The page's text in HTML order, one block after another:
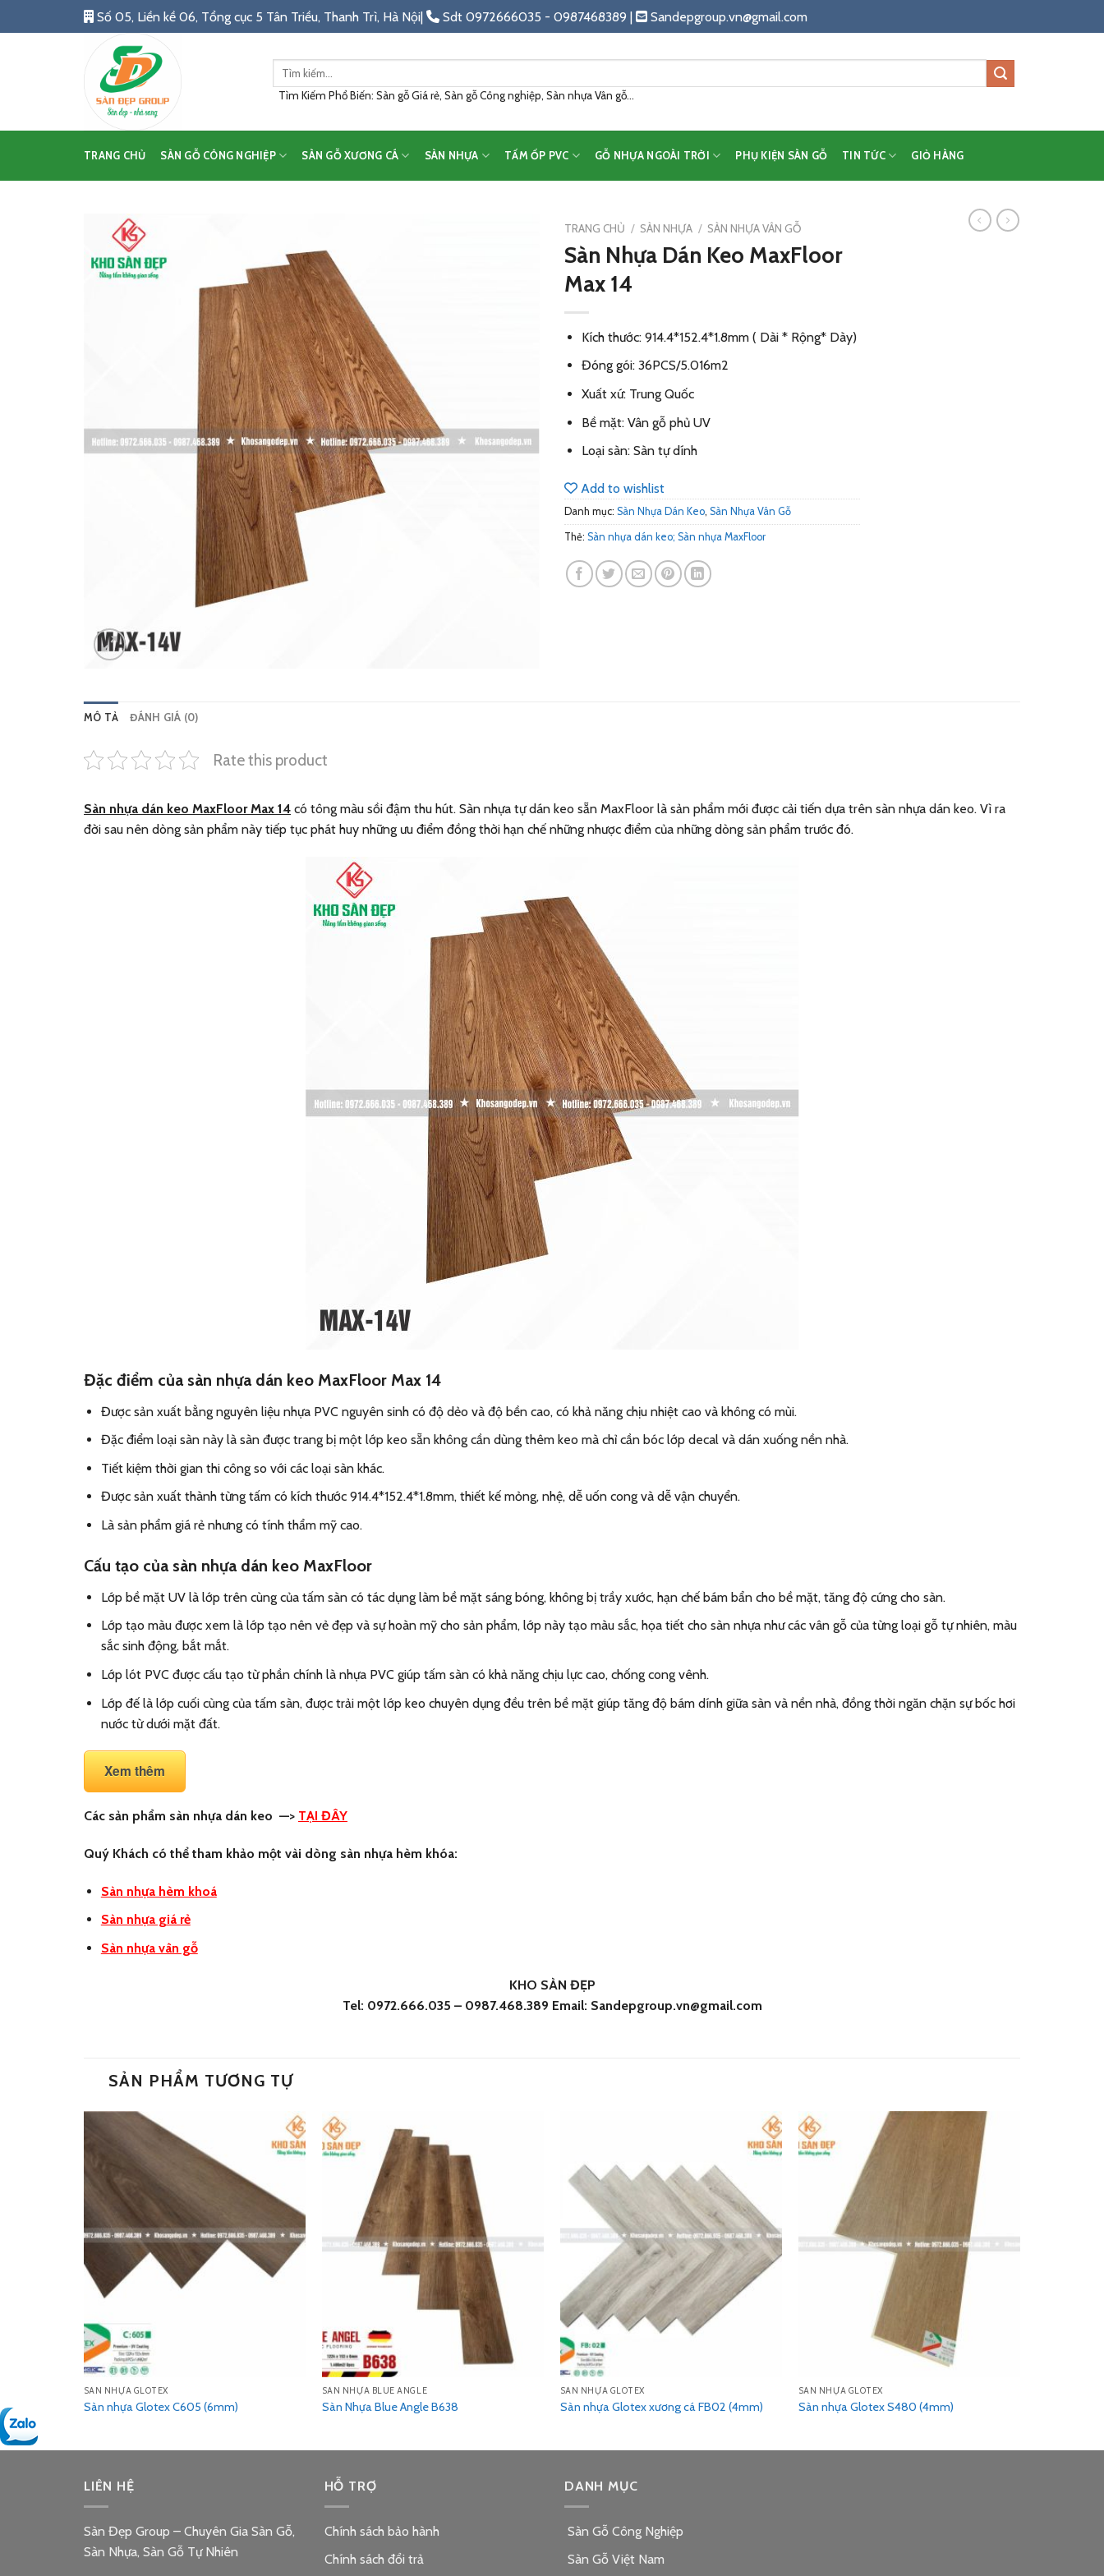
to
Số 05, Liền kề 06, Tổng cục 5 Tân Triều, Thanh Trì, Hà Nội| Sdt 0972666035 - 0987468389 | Sandepgroup.vn@gmail.com
Tìm
Tìm Kiếm Phổ Biến: Sàn gỗ Giá rẻ, Sàn gỗ Công nghiệp, Sàn nhựa Vân gỗ...
TRANG CHỦ SÀN GỖ CÔNG NGHIỆP SÀN GỖ XƯƠNG CÁ SÀN NHỰA TẤM ỐP PVC GỖ NHỰA NGOÀI TRỜI PHỤ KIỆN SÀN GỖ TIN TỨC GIỎ HÀNG
TRANG CHỦ / SÀN NHỰA / SÀN NHỰA VÂN GỖ
Sàn Nhựa Dán Keo MaxFloor
Max 14
Kích thước: 914.4*152.4*1.8mm ( Dài * Rộng* Dày)
Đóng gói: 36PCS/5.016m2
Xuất xứ: Trung Quốc
Bề mặt: Vân gỗ phủ UV
Loại sàn: Sàn tự dính
Add to wishlist
Danh mục: Sàn Nhựa Dán Keo, Sàn Nhựa Vân Gỗ
Thẻ: Sàn nhựa dán keo; Sàn nhựa MaxFloor
MÔ TẢ ĐÁNH GIÁ (0)
Rate this product
Sàn nhựa dán keo MaxFloor Max 14 có tông màu sồi đậm thu hút. Sàn nhựa tự dán keo sẵn MaxFloor là sản phẩm mới được cải tiến dựa trên sàn nhựa dán keo. Vì ra
đời sau nên dòng sản phẩm này tiếp tục phát huy những ưu điểm đồng thời hạn chế những nhược điểm của những dòng sản phẩm trước đó.
Đặc điểm của sàn nhựa dán keo MaxFloor Max 14
Được sản xuất bằng nguyên liệu nhựa PVC nguyên sinh có độ dẻo và độ bền cao, có khả năng chịu nhiệt cao và không có mùi.
Đặc điểm loại sàn này là sàn được trang bị một lớp keo sẵn không cần dùng thêm keo mà chỉ cần bóc lớp decal và dán xuống nền nhà.
Tiết kiệm thời gian thi công so với các loại sàn khác.
Được sản xuất thành từng tấm có kích thước 914.4*152.4*1.8mm, thiết kế mỏng, nhệ, dễ uốn cong và dễ vận chuyển.
Là sản phẩm giá rẻ nhưng có tính thẩm mỹ cao.
Cấu tạo của sàn nhựa dán keo MaxFloor
Lớp bề mặt UV là lớp trên cùng của tấm sàn có tác dụng làm bề mặt sáng bóng, không bị trầy xước, hạn chế bám bẩn cho bề mặt, tăng độ cứng cho sàn.
Lớp tạo màu được xem là lớp tạo nên vẻ đẹp và sự hoàn mỹ cho sản phẩm, lớp này tạo màu sắc, họa tiết cho sàn nhựa như các vân gỗ của từng loại gỗ tự nhiên, màu
sắc sinh động, bắt mắt.
Lớp lót PVC được cấu tạo từ phần chính là nhựa PVC giúp tấm sàn có khả năng chịu lực cao, chống cong vênh.
Lớp đế là lớp cuối cùng của tấm sàn, được trải một lớp keo chuyên dụng đều trên bề mặt giúp tăng độ bám dính giữa sàn và nền nhà, đồng thời ngăn chặn sự bốc hơi
nước từ dưới mặt đất.
Xem thêm
Các sản phẩm sàn nhựa dán keo —> TẠI ĐÂY
Quý Khách có thể tham khảo một vài dòng sàn nhựa hèm khóa:
Sàn nhựa hèm khoá
Sàn nhựa giá rẻ
Sàn nhựa vân gỗ
KHO SÀN ĐẸP
Tel: 0972.666.035 – 0987.468.389 Email: Sandepgroup.vn@gmail.com
SẢN PHẨM TƯƠNG TỰ
Add
SÀN NHỰA GLOTEX
Sàn nhựa Glotex C605 (6mm)
SÀN NHỰA BLUE ANGLE
Sàn Nhựa Blue Angle B638
Add
SÀN NHỰA GLOTEX
Sàn nhựa Glotex xương cá FB02 (4mm)
wishlist
SÀN NHỰA GLOTEX
Sàn nhựa Glotex S480 (4mm)
(4mm)
LIÊN HỆ
Sàn Đẹp Group – Chuyên Gia Sàn Gỗ,
Sàn Nhựa, Sàn Gỗ Tự Nhiên
HỖ TRỢ
Chính sách bảo hành
Chính sách đổi trả
DANH MỤC
Sàn Gỗ Công Nghiệp
Sàn Gỗ Việt Nam